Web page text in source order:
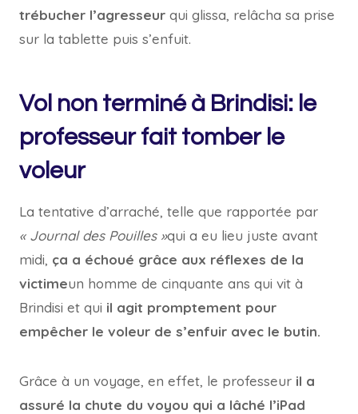
trébucher l’agresseur qui glissa, relâcha sa prise
sur la tablette puis s’enfuit.
Vol non terminé à Brindisi: le
professeur fait tomber le
voleur
La tentative d’arraché, telle que rapportée par
« Journal des Pouilles »qui a eu lieu juste avant
midi, ça a échoué grâce aux réflexes de la
victimeun homme de cinquante ans qui vit à
Brindisi et qui il agit promptement pour
empêcher le voleur de s’enfuir avec le butin.
Grâce à un voyage, en effet, le professeur il a
assuré la chute du voyou qui a lâché l’iPad